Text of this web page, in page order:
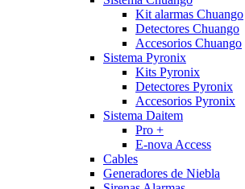
Kit alarmas Chuango
Detectores Chuango
Accesorios Chuango
Sistema Pyronix
Kits Pyronix
Detectores Pyronix
Accesorios Pyronix
Sistema Daitem
Pro +
E-nova Access
Cables
Generadores de Niebla